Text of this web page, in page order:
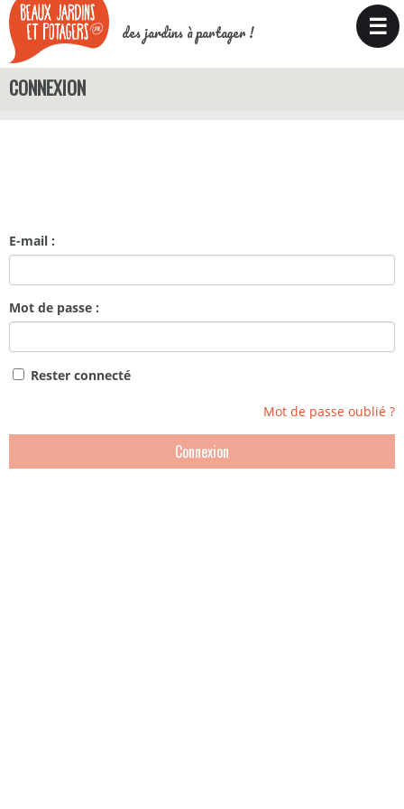
des jardins à partager ! ☰
CONNEXION
E-mail :
Mot de passe :
Rester connecté
Mot de passe oublié ?